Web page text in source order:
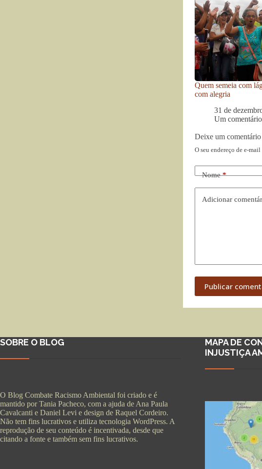
Quem semeia com
com alegria
31 de
Um comentário
Deixe um comentário
O seu endereço de e-
Nome*
Adicionar
Publicar
SOBRE O BLOG
O Blog Combate Racismo Ambiental foi criado e é
mantido por Tania Pacheco, com a ajuda de Ana Paula
Cavalcanti e Daniel Levi e design de Raquel Cordeiro.
Não tem fins lucrativos e utiliza tecnologia WordPress. A
reprodução de seu conteúdo é incentivada, desde que
citando a fonte e também sem fins lucrativos.
MAPA DE
INJUSTIÇA